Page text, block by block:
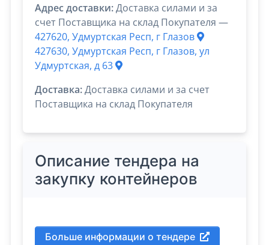
Адрес доставки:Доставка силами и за
счет Поставщика на склад Покупателя —
427620, Удмуртская Респ, г Глазов
427630, Удмуртская Респ, г Глазов, ул
Удмуртская, д 63
Доставка:Доставка силами и за счет
Поставщика на склад Покупателя
Описание тендера на
закупку контейнеров
Больше информации о тендере